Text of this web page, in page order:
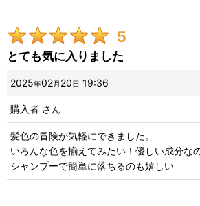
5
とても気に入りました
2025年02月 20 日 19:36
購入者 さん
髪色の冒険が気軽にできました。
いろんな色を揃えてみたい！優しい成分な
シャンプーで簡単に落ちるのも嬉しい